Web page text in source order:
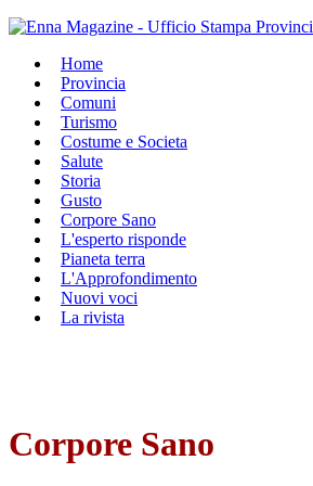
Home
Provincia
Comuni
Turismo
Costume e Societa
Salute
Storia
Gusto
Corpore Sano
L'esperto risponde
Pianeta terra
L'Approfondimento
Nuovi voci
La rivista
Corpore Sano